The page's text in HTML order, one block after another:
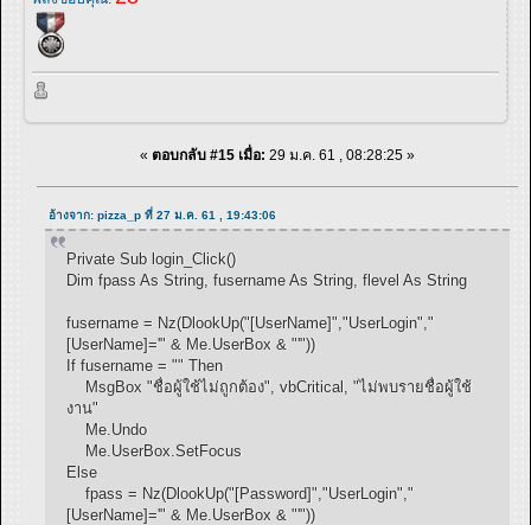
« ตอบกลับ #15 เมื่อ: 29 ม.ค. 61 , 08:28:25 »
อ้างจาก: pizza_p ที่ 27 ม.ค. 61 , 19:43:06
Private Sub login_Click()
Dim fpass As String, fusername As String, flevel As String
fusername = Nz(DlookUp("[UserName]","UserLogin","
[UserName]='" & Me.UserBox & "'"))
If fusername = "" Then
MsgBox "ชื่อผู้ใช้ไม่ถูกต้อง", vbCritical, "ไม่พบรายชื่อผู้ใช้
งาน"
Me.Undo
Me.UserBox.SetFocus
Else
fpass = Nz(DlookUp("[Password]","UserLogin","
[UserName]='" & Me.UserBox & "'"))